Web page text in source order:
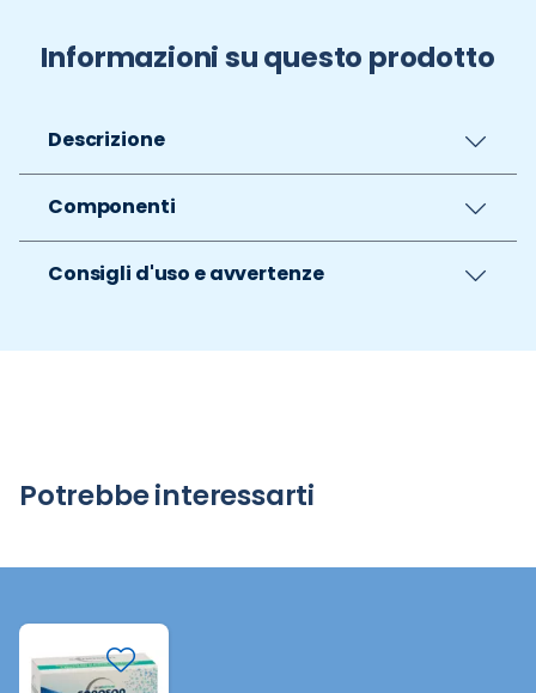
Informazioni su questo prodotto
Descrizione
Componenti
Consigli d'uso e avvertenze
Potrebbe interessarti